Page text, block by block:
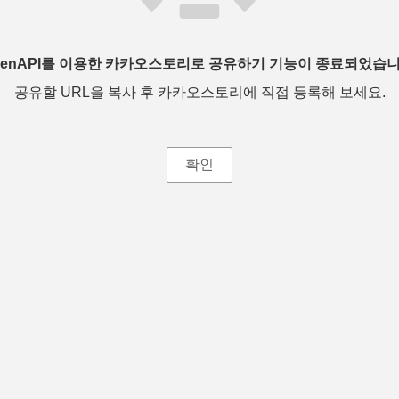
를 이용한 카카오스토리로 공유하기 기능이 종료되었습
공유할 URL을 복사 후 카카오스토리에 직접 등록해 보세요.
확인